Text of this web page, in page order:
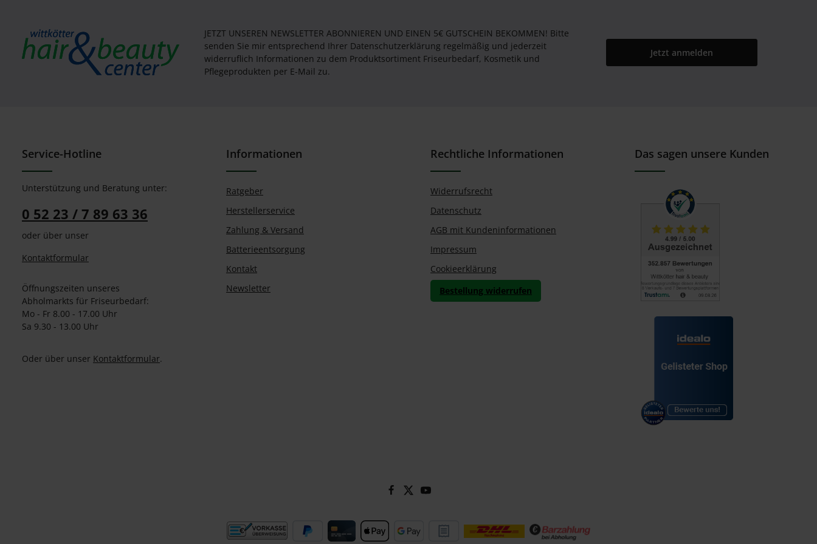
JETZT UNSEREN NEWSLETTER ABONNIEREN UND EINEN 5€ GUTSCHEIN BEKOMMEN! Bitte
senden Sie mir entsprechend Ihrer Datenschutzerklärung regelmäßig und jederzeit
widerruflich Informationen zu dem Produktsortiment Friseurbedarf, Kosmetik und
Pflegeprodukten per E-Mail zu.
Jetzt anmelden
Service-Hotline
Unterstützung und Beratung unter:
0 52 23 / 7 89 63 36
oder über unser
Kontaktformular
Öffnungszeiten unseres
Abholmarkts für Friseurbedarf:
Mo - Fr 8.00 - 17.00 Uhr
Sa 9.30 - 13.00 Uhr
Oder über unser Kontaktformular.
Informationen
Ratgeber
Herstellerservice
Zahlung & Versand
Batterieentsorgung
Kontakt
Newsletter
Rechtliche Informationen
Widerrufsrecht
Datenschutz
AGB mit Kundeninformationen
Impressum
Cookieerklärung
Bestellung widerrufen
Das sagen unsere Kunden